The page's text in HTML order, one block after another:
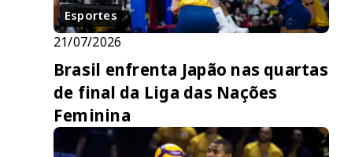
Esportes
21/07/2026
Brasil enfrenta Japão nas quartas
de final da Liga das Nações
Feminina